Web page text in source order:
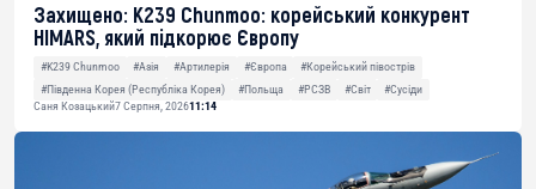
Захищено: K239 Chunmoo: корейський конкурент
HIMARS, який підкорює Європу
#K239 Chunmoo #Азія #Артилерія #Європа
#Корейський півострів
#Південна Корея (Республіка Корея)
#Польща #РСЗВ #Світ
#Сусіди
Саня Козацький7 Серпня, 202611:14